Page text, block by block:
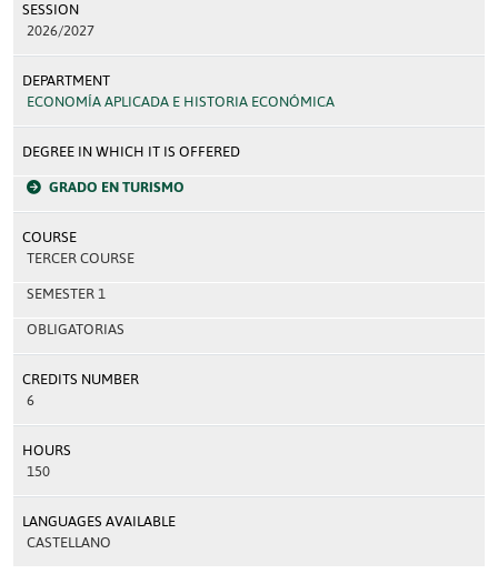
SESSION
2026/2027
DEPARTMENT
ECONOMÍA APLICADA E HISTORIA ECONÓMICA
DEGREE IN WHICH IT IS OFFERED
GRADO EN TURISMO
COURSE
TERCER COURSE
SEMESTER 1
OBLIGATORIAS
CREDITS NUMBER
6
HOURS
150
LANGUAGES AVAILABLE
CASTELLANO